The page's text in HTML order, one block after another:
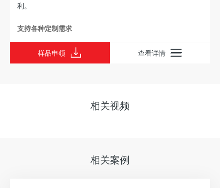
利。
支持各种定制需求
样品申领 查看详情
相关视频
相关案例